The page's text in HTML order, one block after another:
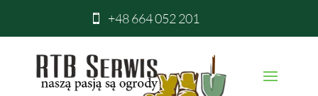
 +48 664 052 201